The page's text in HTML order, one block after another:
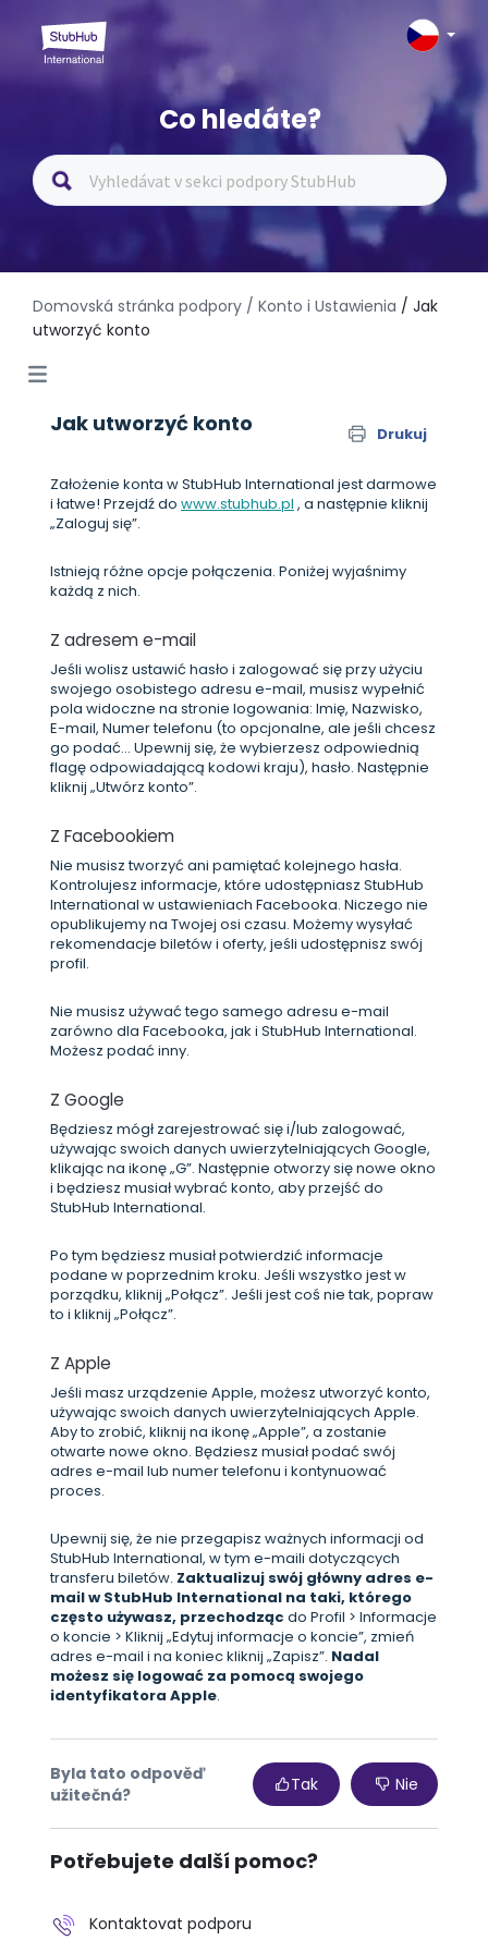
Co hledáte?
Domovská stránka podpory / Konto i Ustawienia / Jak
utworzyć konto
Jak utworzyć konto Drukuj
Założenie konta w StubHub International jest darmowe
i łatwe! Przejdź do www.stubhub.pl , a następnie kliknij
„Zaloguj się”.
Istnieją różne opcje połączenia. Poniżej wyjaśnimy
każdą z nich.
Z adresem e-mail
Jeśli wolisz ustawić hasło i zalogować się przy użyciu
swojego osobistego adresu e-mail, musisz wypełnić
pola widoczne na stronie logowania: Imię, Nazwisko,
E-mail, Numer telefonu (to opcjonalne, ale jeśli chcesz
go podać... Upewnij się, że wybierzesz odpowiednią
flagę odpowiadającą kodowi kraju), hasło. Następnie
kliknij „Utwórz konto”.
Z Facebookiem
Nie musisz tworzyć ani pamiętać kolejnego hasła.
Kontrolujesz informacje, które udostępniasz StubHub
International w ustawieniach Facebooka. Niczego nie
opublikujemy na Twojej osi czasu. Możemy wysyłać
rekomendacje biletów i oferty, jeśli udostępnisz swój
profil.
Nie musisz używać tego samego adresu e-mail
zarówno dla Facebooka, jak i StubHub International.
Możesz podać inny.
Z Google
Będziesz mógł zarejestrować się i/lub zalogować,
używając swoich danych uwierzytelniających Google,
klikając na ikonę „G”. Następnie otworzy się nowe okno
i będziesz musiał wybrać konto, aby przejść do
StubHub International.
Po tym będziesz musiał potwierdzić informacje
podane w poprzednim kroku. Jeśli wszystko jest w
porządku, kliknij „Połącz”. Jeśli jest coś nie tak, popraw
to i kliknij „Połącz”.
Z Apple
Jeśli masz urządzenie Apple, możesz utworzyć konto,
używając swoich danych uwierzytelniających Apple.
Aby to zrobić, kliknij na ikonę „Apple”, a zostanie
otwarte nowe okno. Będziesz musiał podać swój
adres e-mail lub numer telefonu i kontynuować
proces.
Upewnij się, że nie przegapisz ważnych informacji od
StubHub International, w tym e-maili dotyczących
transferu biletów. Zaktualizuj swój główny adres e-
mail w StubHub International na taki, którego
często używasz, przechodząc do Profil > Informacje
o koncie > Kliknij „Edytuj informacje o koncie”, zmień
adres e-mail i na koniec kliknij „Zapisz”. Nadal
możesz się logować za pomocą swojego
identyfikatora Apple.
Byla tato odpověď
užitečná?
Tak Nie
Potřebujete další pomoc?
Kontaktovat podporu